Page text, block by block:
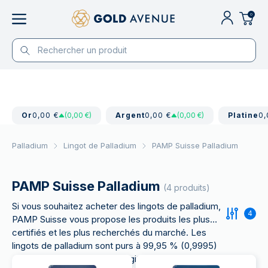
0
Or0,00 € (0,00 €) Argent0,00 € (0,00 €) Platine
Palladium Lingot de Palladium PAMP Suisse Palladium
PAMP Suisse Palladium (4 produits)
Si vous souhaitez acheter des lingots de palladium,
PAMP Suisse vous propose les produits les plus
certifiés et les plus recherchés du marché. Les
lingots de palladium sont purs à 99,95 % (0,9995)
et sont certifiés LBMA. Il s'agit de la plus haute
4